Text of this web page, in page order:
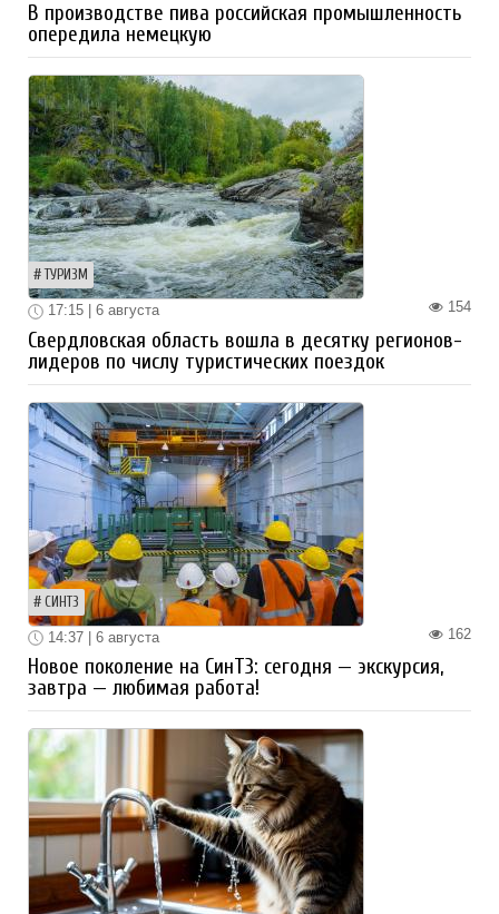
В производстве пива российская промышленность
опередила немецкую
ТУРИЗМ
154
17:15 | 6 августа
Свердловская область вошла в десятку регионов-
лидеров по числу туристических поездок
СИНТЗ
162
14:37 | 6 августа
Новое поколение на СинТЗ: сегодня — экскурсия,
завтра — любимая работа!